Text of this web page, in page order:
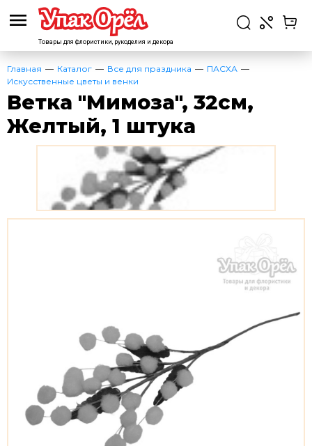
Товары для флористики, рукоделия и декора
Главная Каталог Все для праздника
ПАСХА
Искусственные цветы и венки
Ветка "Мимоза", 32см,
Желтый, 1 штука